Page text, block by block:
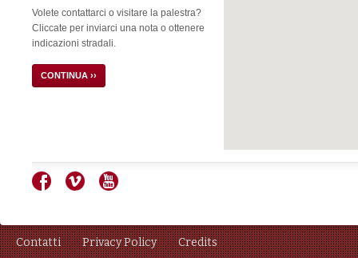
Volete contattarci o visitare la palestra?
Cliccate per inviarci una nota o ottenere
indicazioni stradali.
CONTINUA ››
Contatti Privacy Policy Credits